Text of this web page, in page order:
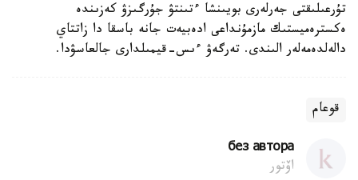
تۇرعىلىقتى جەرلەرى بويىنشا ءتىنتۋ جۇرگىزۋ كەزىندە
ەكسترەميستىك مازمۇنداعى ادەبيەت جانە باسقا دا زاتتاي
دالەلدەمەلەر الىندى. تەرگەۋ ءىس-قيمىلدارى جالعاسۋدا.
قوعام
без автора
اۆتور